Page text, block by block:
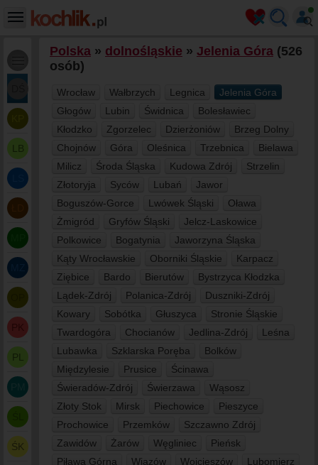
LB
PL
ŚK
Polska » dolnośląskie » Jelenia Góra (526
osób)
Wrocław Wałbrzych Legnica
Jelenia Góra
Głogów
Lubin Świdnica
Bolesławiec
Kłodzko
Zgorzelec Dzierżoniów
Brzeg Dolny
Chojnów
Góra Oleśnica Trzebnica
Bielawa
Milicz
Środa Śląska Kudowa Zdrój
Strzelin
Złotoryja
Syców Lubań
Jawor
Boguszów-Gorce
Lwówek Śląski
Oława
Żmigród
Gryfów Śląski
Jelcz-Laskowice
Polkowice
Bogatynia
Jaworzyna Śląska
Kąty Wrocławskie
Oborniki Śląskie
Karpacz
Ziębice
Bardo Bierutów
Bystrzyca Kłodzka
Lądek-Zdrój
Polanica-Zdrój
Duszniki-Zdrój
Kowary
Sobótka Głuszyca
Stronie Śląskie
Twardogóra
Chocianów Jedlina-Zdrój
Leśna
Lubawka
Szklarska Poręba
Bolków
Międzylesie
Prusice
Ścinawa
Świeradów-Zdrój
Świerzawa
Wąsosz
Złoty Stok
Mirsk Piechowice
Pieszyce
Prochowice
Przemków
Szczawno Zdrój
Zawidów
Żarów Węgliniec
Pieńsk
Piława Górna
Wiązów Wojcieszów
Lubomierz